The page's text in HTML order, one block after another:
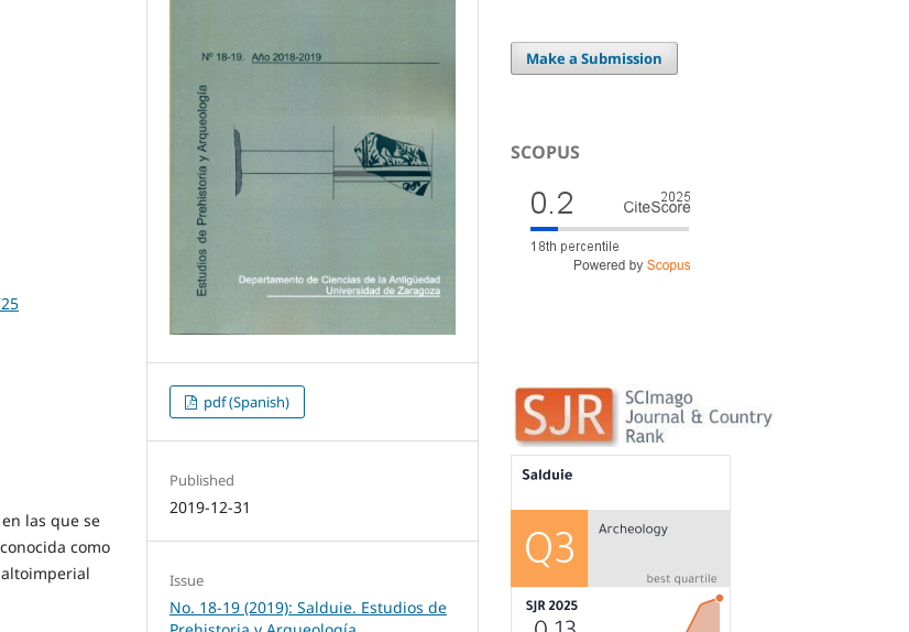
las que se
como
pdf (Spanish)
Published
2019-12-31
Issue
No. 18-19 (2019): Salduie. Estudios de
Make a Submission
SCOPUS